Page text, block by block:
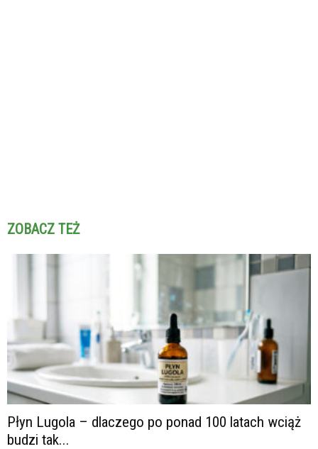
ZOBACZ TEŻ
Płyn Lugola – dlaczego po ponad 100 latach wciąż
budzi tak...